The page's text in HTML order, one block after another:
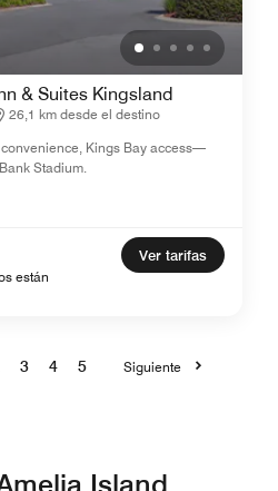
& Suites Kingsland
26,1 km desde el destino
Kings Bay access—
Stadium.
están
Ver tarifas
3 4 5 Siguiente
Island